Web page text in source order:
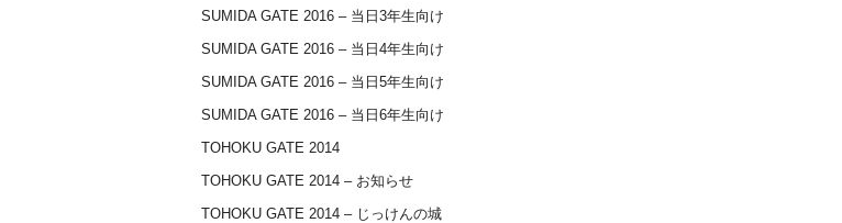
SUMIDA GATE 2016 – 当日3年生向け
SUMIDA GATE 2016 – 当日4年生向け
SUMIDA GATE 2016 – 当日5年生向け
SUMIDA GATE 2016 – 当日6年生向け
TOHOKU GATE 2014
TOHOKU GATE 2014 – お知らせ
TOHOKU GATE 2014 – じっけんの城